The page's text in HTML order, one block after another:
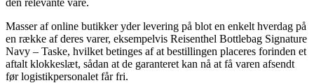
Masser af online butikker yder levering på blot en enkelt hverdag på
en række af deres varer, eksempelvis Reisenthel Bottlebag Signature
Navy – Taske, hvilket betinges af at bestillingen placeres forinden et
aftalt klokkeslæt, sådan at de garanteret kan nå at få varen afsendt
før logistikpersonalet får fri.